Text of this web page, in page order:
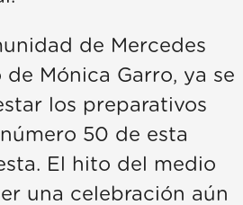
de Mercedes
Mónica Garro, ya se
los preparativos
50 de esta
El hito del medio
una celebración aún